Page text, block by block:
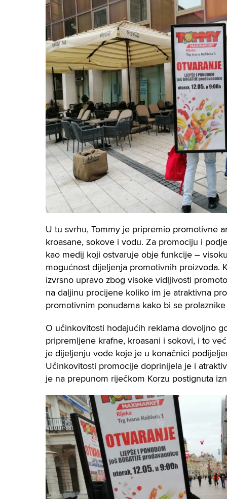
U tu svrhu, Tommy je pripremio promotivne
kroasane, sokove i vodu. Za promociju i
kao medij koji ostvaruje obje funkcije –
mogućnost dijeljenja promotivnih proizvoda.
izvrsno upravo zbog visoke vidljivosti
na daljinu procijene koliko im je atraktivna
promotivnim ponudama kako bi se
O učinkovitosti hodajućih reklama dovoljno
pripremljene krafne, kroasani i sokovi, i to
je dijeljenju vode koje je u konačnici
Učinkovitosti promocije doprinijela je i
je na prepunom riječkom Korzu postignuta